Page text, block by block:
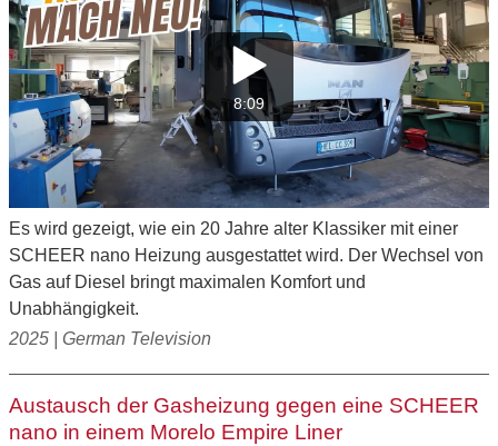
8:09
Es wird gezeigt, wie ein 20 Jahre alter Klassiker mit einer
SCHEER nano Heizung ausgestattet wird. Der Wechsel von
Gas auf Diesel bringt maximalen Komfort und
Unabhängigkeit.
2025 | German Television
Austausch der Gasheizung gegen eine SCHEER
nano in einem Morelo Empire Liner